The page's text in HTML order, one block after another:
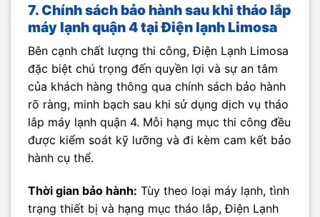
7. Chính sách bảo hành sau khi tháo lắp
máy lạnh quận 4 tại Điện lạnh Limosa
Bên cạnh chất lượng thi công, Điện Lạnh Limosa
đặc biệt chú trọng đến quyền lợi và sự an tâm
của khách hàng thông qua chính sách bảo hành
rõ ràng, minh bạch sau khi sử dụng dịch vụ tháo
lắp máy lạnh quận 4. Mỗi hạng mục thi công đều
được kiểm soát kỹ lưỡng và đi kèm cam kết bảo
hành cụ thể.
Thời gian bảo hành: Tùy theo loại máy lạnh, tình
trạng thiết bị và hạng mục tháo lắp, Điện Lạnh